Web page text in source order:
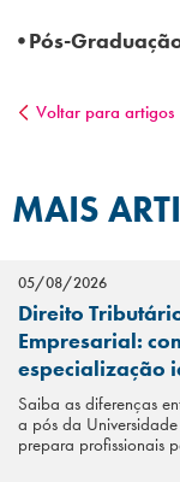
⦁ Pós-
Voltar para artigos
MAIS
05/08/2026
Direito
Empresarial:
especialização
Saiba as diferenças
a pós da
prepara profissionais